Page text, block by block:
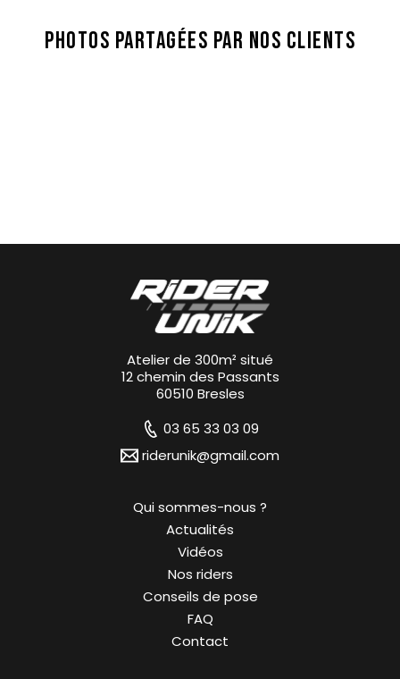
PHOTOS PARTAGÉES PAR NOS CLIENTS
Atelier de 300m² situé
12 chemin des Passants
60510 Bresles
03 65 33 03 09
riderunik@gmail.com
Qui sommes-nous ?
Actualités
Vidéos
Nos riders
Conseils de pose
FAQ
Contact